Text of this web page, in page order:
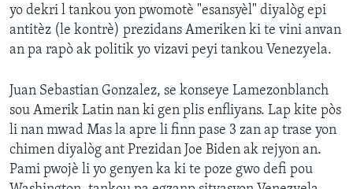
yo dekri l tankou yon pwomotè "esansyèl" diyalòg epi
antitèz (le kontrè) prezidans Ameriken ki te vini anvan
an pa rapò ak politik yo vizavi peyi tankou Venezyela.
Juan Sebastian Gonzalez, se konseye Lamezonblanch
sou Amerik Latin nan ki gen plis enfliyans. Lap kite pòs
li nan mwad Mas la apre li finn pase 3 zan ap trase yon
chimen diyalòg ant Prezidan Joe Biden ak rejyon an.
Pami pwojè li yo genyen ka ki te poze gwo defi pou